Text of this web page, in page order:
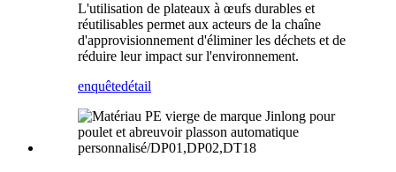
L'utilisation de plateaux à œufs durables et
réutilisables permet aux acteurs de la chaîne
d'approvisionnement d'éliminer les déchets et de
réduire leur impact sur l'environnement.
enquêtedétail